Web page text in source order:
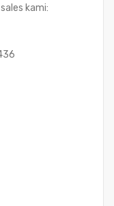
kami: